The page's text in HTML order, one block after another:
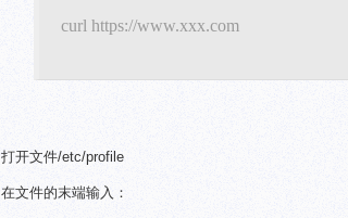
curl https://www.xxx.com
打开文件/etc/profile
在文件的末端输入：